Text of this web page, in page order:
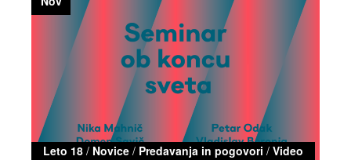
Leto 18 / Novice / Predavanja in pogovori /Video